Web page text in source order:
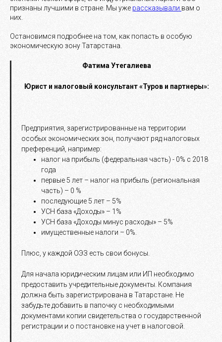
признаны лучшими в стране. Мы уже рассказывали вам о
них.
Остановимся подробнее на том, как попасть в особую
экономическую зону Татарстана.
Фатима Утегалиева
Юрист и налоговый консультант «Туров и партнеры»:
Предприятия, зарегистрированные на территории
особых экономических зон, получают ряд налоговых
преференций, например:
налог на прибыль (федеральная часть) - 0% с 2018
года
первые 5 лет – налог на прибыль (региональная
часть) – 0 %
последующие 5 лет – 5%
УСН база «Доходы» – 1%
УСН база «Доходы минус расходы» – 5%
имущественные налоги – 0%.
Плюс, у каждой ОЭЗ есть свои бонусы.
Для начала юридическим лицам или ИП необходимо
предоставить учредительные документы. Компания
должна быть зарегистрирована в Татарстане. Не
забудьте добавить в папочку с необходимыми
документами копии свидетельства о государственной
регистрации и о постановке на учет в налоговой.